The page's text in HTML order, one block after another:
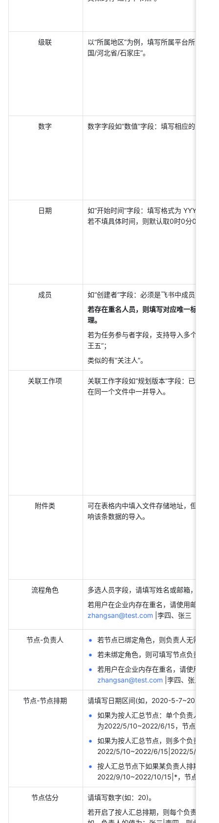
级联
以“所属地区”为例，填写所属平台所对应的
国/河北省/石家庄”。
数字 数字字段如“数值”字段：填写相应的数值
日期
如“开始时间”字段：填写格式为 YYYY-
若不填具体时间，则默认取0时0分0秒。
成员
如“创建者”字段：必须是飞书中成员姓名
若存在重名人员，则填写对应唯一标识，
理。
若为任务参与者字段，支持导入多个参与
王五”；
类似的有“关注人”。
关联工作项
关联工作字段如“规划版本”字段：已创建
在同一个文件中一并导入。
附件类
可在表格内中填入文件存储地址，但当地
响该条数据的导入。
流程角色
多选人员字段，请填写姓名或邮箱，多个
若用户在企业内存在重名，请使用邮箱或
zhangsan@test.com |李四、张三【
节点-负责人
若节点已绑定角色，则负责人无需填写
若未绑定角色，则可填写节点负责人的
若用户在企业内存在重名，请使用邮箱
zhangsan@test.com |李四、张三【
节点-节点排期
请填写日期区间(如，2020-5-7~2021-5-
如果为按人汇总节点：单个负责人如
为2022/5/10~2022/6/15，节点估分为
如果为按人汇总节点，则多个负责人如
2022/5/10~2022/6/15|2022/5/
按人汇总节点下如果某负责人排期如果
2022/9/10~2022/10/15|*，节点估分
节点估分
请填写数字(如：20)。
若开启了按人汇总排期，则每个负责人对